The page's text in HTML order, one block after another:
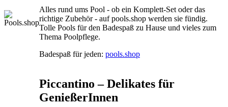
Alles rund ums Pool - ob ein Komplett-Set oder das
richtige Zubehör - auf pools.shop werden sie fündig.
Tolle Pools für den Badespaß zu Hause und vieles zum
Thema Poolpflege.
Badespaß für jeden: pools.shop
Piccantino – Delikates für
GenießerInnen